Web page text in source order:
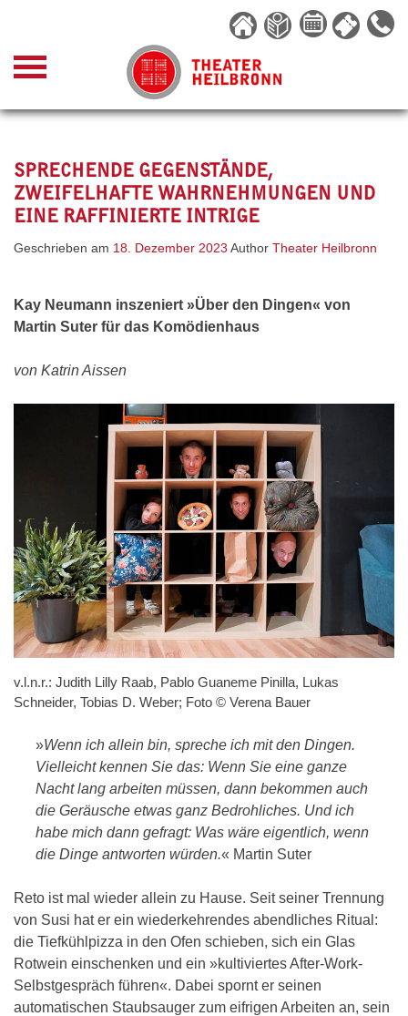
content
SPRECHENDE GEGENSTÄNDE,
ZWEIFELHAFTE WAHRNEHMUNGEN UND
EINE RAFFINIERTE INTRIGE
Geschrieben am 18. Dezember 2023 Author Theater Heilbronn
Kay Neumann inszeniert »Über den Dingen« von
Martin Suter für das Komödienhaus
von Katrin Aissen
v.l.n.r.: Judith Lilly Raab, Pablo Guaneme Pinilla, Lukas
Schneider, Tobias D. Weber; Foto © Verena Bauer
»Wenn ich allein bin, spreche ich mit den Dingen.
Vielleicht kennen Sie das: Wenn Sie eine ganze
Nacht lang arbeiten müssen, dann bekommen auch
die Geräusche etwas ganz Bedrohliches. Und ich
habe mich dann gefragt: Was wäre eigentlich, wenn
die Dinge antworten würden.« Martin Suter
Reto ist mal wieder allein zu Hause. Seit seiner Trennung
von Susi hat er ein wiederkehrendes abendliches Ritual:
die Tiefkühlpizza in den Ofen schieben, sich ein Glas
Rotwein einschenken und ein »kultiviertes After-Work-
Selbstgespräch führen«. Dabei spornt er seinen
automatischen Staubsauger zum eifrigen Arbeiten an, sein